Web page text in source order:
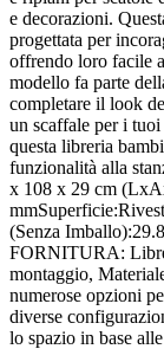
e decorazioni.
progettata per
offrendo loro facile
modello fa parte
completare il look
un scaffale per i
questa libreria
funzionalità alla
x 108 x 29 cm
(Senza
FORNITURA:
montaggio,
numerose opzioni
diverse
lo spazio in base